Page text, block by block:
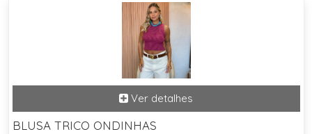
BLUSA TRICO ONDINHAS